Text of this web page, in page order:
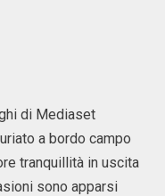
di Mediaset
a bordo campo
tranquillità in uscita
sono apparsi